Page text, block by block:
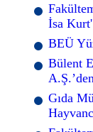
İsa
BEÜ
Bülent
Gıda